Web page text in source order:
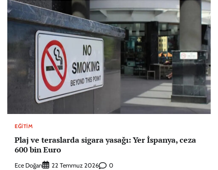
EĞITIM
Plaj ve teraslarda sigara yasağı: Yer İspanya, ceza
600 bin Euro
Ece Doğan 22 Temmuz 2026 0